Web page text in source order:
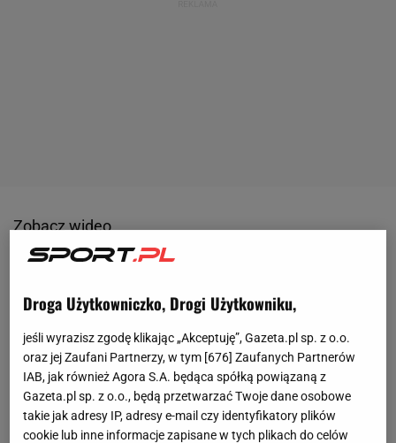
Zobacz wideo
jest 5. miejsce w biegu indywidualnym na 15
kilometrów
wywalczone w 2006 roku w Turynie. W
ostatnich sezonach 30-letnia zawodniczka znajduje
się jednak w życiowej formie. Przed rokiem
wywalczyła srebro mistrzostw świata w Novym
Mescie w biegu pościgowym, a w tym sezonie zajęła
Droga Użytkowniczko, Drogi Użytkowniku,
jeśli wyrazisz zgodę klikając „Akceptuję”, Gazeta.pl sp. z o.o.
oraz jej Zaufani Partnerzy, w tym [676] Zaufanych Partnerów
IAB, jak również Agora S.A. będąca spółką powiązaną z
Gazeta.pl sp. z o.o., będą przetwarzać Twoje dane osobowe
takie jak adresy IP, adresy e-mail czy identyfikatory plików
cookie lub inne informacje zapisane w tych plikach do celów